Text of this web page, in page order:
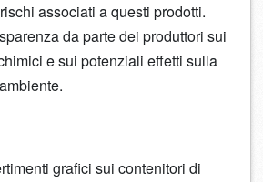
associati a questi prodotti.
da parte dei produttori sui
e sui potenziali effetti sulla
grafici sui contenitori di